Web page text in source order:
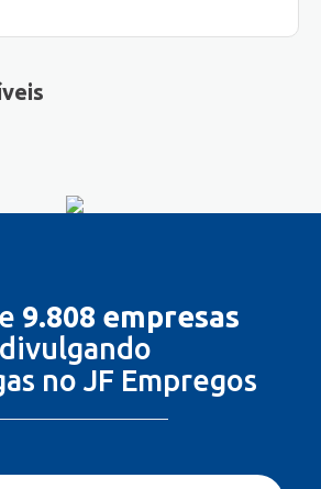
9.808 empresas
divulgando
no JF Empregos